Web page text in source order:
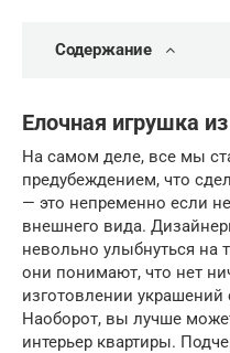
Содержание
Елочная игрушка
На самом деле, все мы
предубеждением, что
— это непременно если
внешнего вида.
невольно улыбнуться на
они понимают, что нет
изготовлении
Наоборот, вы лучше
интерьер квартиры.